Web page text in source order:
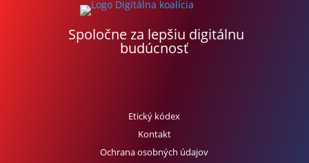
Spoločne za lepšiu digitálnu
budúcnosť
Etický kódex
Kontakt
Ochrana osobných údajov